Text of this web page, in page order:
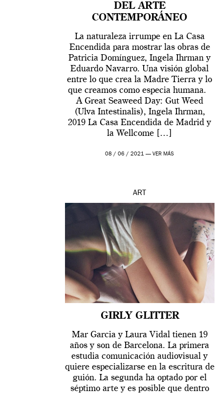
DEL ARTE
CONTEMPORÁNEO
La naturaleza irrumpe en La Casa
Encendida para mostrar las obras de
Patricia Domínguez, Ingela Ihrman y
Eduardo Navarro. Una visión global
entre lo que crea la Madre Tierra y lo
que creamos como especia humana.
A Great Seaweed Day: Gut Weed
(Ulva Intestinalis), Ingela Ihrman,
2019 La Casa Encendida de Madrid y
la Wellcome […]
08 / 06 / 2021 —VER MÁS
ART
GIRLY GLITTER
Mar Garcia y Laura Vidal tienen 19
años y son de Barcelona. La primera
estudia comunicación audiovisual y
quiere especializarse en la escritura de
guión. La segunda ha optado por el
séptimo arte y es posible que dentro